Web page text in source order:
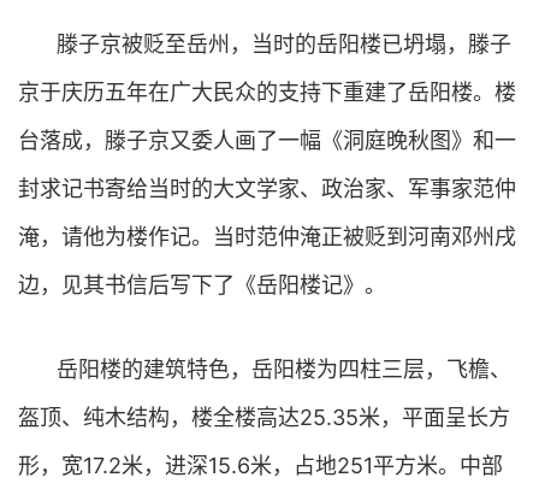
滕子京被贬至岳州，当时的岳阳楼已坍塌，滕子
京于庆历五年在广大民众的支持下重建了岳阳楼。楼
台落成，滕子京又委人画了一幅《洞庭晚秋图》和一
封求记书寄给当时的大文学家、政治家、军事家范仲
淹，请他为楼作记。当时范仲淹正被贬到河南邓州戌
边，见其书信后写下了《岳阳楼记》。
岳阳楼的建筑特色，岳阳楼为四柱三层，飞檐、
盔顶、纯木结构，楼全楼高达25.35米，平面呈长方
形，宽17.2米，进深15.6米，占地251平方米。中部